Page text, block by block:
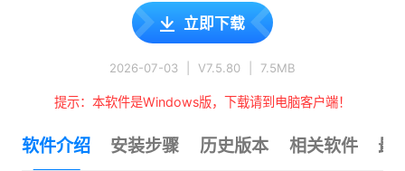
立即下载
2026-07-03 V7.5.80 7.5MB
提示：本软件是Windows版，下载请到电脑客户端！
软件介绍 安装步骤 历史版本 相关软件 最